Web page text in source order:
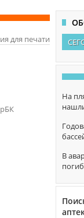
для печати
На
В